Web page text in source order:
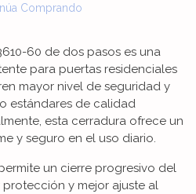
Comprando
60 de dos pasos es una
para puertas residenciales
mayor nivel de seguridad y
estándares de calidad
esta cerradura ofrece un
y seguro en el uso diario.
un cierre progresivo del
y mejor ajuste al